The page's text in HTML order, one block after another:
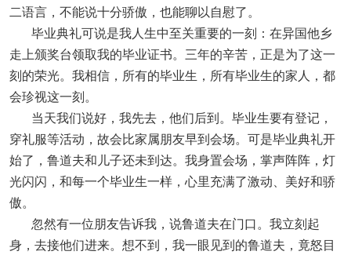
二语言，不能说十分骄傲，也能聊以自慰了。
毕业典礼可说是我人生中至关重要的一刻：在异国他乡
走上颁奖台领取我的毕业证书。三年的辛苦，正是为了这一
刻的荣光。我相信，所有的毕业生，所有毕业生的家人，都
会珍视这一刻。
当天我们说好，我先去，他们后到。毕业生要有登记，
穿礼服等活动，故会比家属朋友早到会场。可是毕业典礼开
始了，鲁道夫和儿子还未到达。我身置会场，掌声阵阵，灯
光闪闪，和每一个毕业生一样，心里充满了激动、美好和骄
傲。
忽然有一位朋友告诉我，说鲁道夫在门口。我立刻起
身，去接他们进来。想不到，我一眼见到的鲁道夫，竟怒目